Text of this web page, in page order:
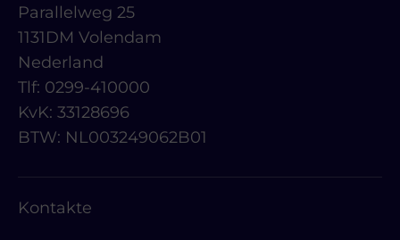
Parallelweg 25
1131DM Volendam
Nederland
Tlf: 0299-410000
KvK: 33128696
BTW: NL003249062B01
Kontakte